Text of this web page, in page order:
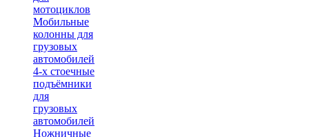
мотоциклов
Мобильные
колонны для
грузовых
автомобилей
4-х стоечные
подъёмники
для
грузовых
автомобилей
Ножничные